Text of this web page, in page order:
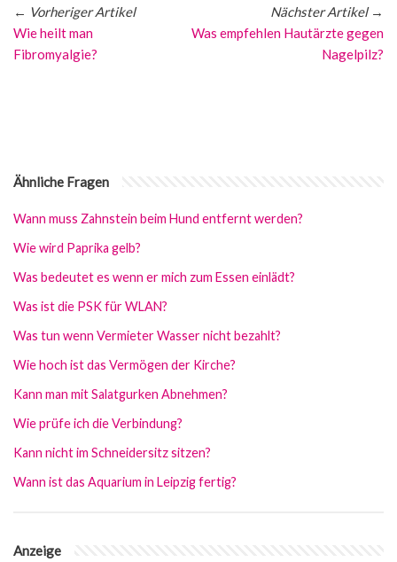
← Vorheriger Artikel
Wie heilt man
Fibromyalgie?
Nächster Artikel→
Was empfehlen Hautärzte gegen
Nagelpilz?
Ähnliche Fragen
Wann muss Zahnstein beim Hund entfernt werden?
Wie wird Paprika gelb?
Was bedeutet es wenn er mich zum Essen einlädt?
Was ist die PSK für WLAN?
Was tun wenn Vermieter Wasser nicht bezahlt?
Wie hoch ist das Vermögen der Kirche?
Kann man mit Salatgurken Abnehmen?
Wie prüfe ich die Verbindung?
Kann nicht im Schneidersitz sitzen?
Wann ist das Aquarium in Leipzig fertig?
Anzeige